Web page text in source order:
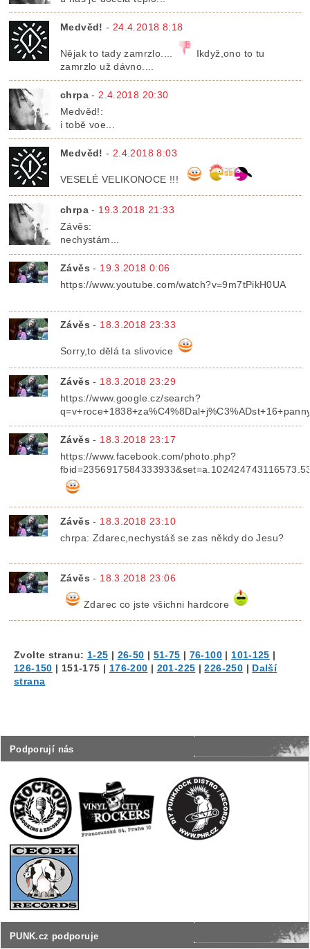
Podporují nás
PUNK.cz podporuje
Medvěd! - 24.4.2018 8:18
Nějak to tady zamrzlo....
Ikdyž,ono to tu
zamrzlo už dávno....
chrpa - 2.4.2018 20:30
Medvěd!:
i tobě voe...
Medvěd! - 2.4.2018 8:03
VESELÉ VELIKONOCE !!!
chrpa - 19.3.2018 21:33
Závěs:
nechystám...
Závěs - 19.3.2018 0:06
https://www.youtube.com/watch?v=9m7tPikH0UA
Závěs - 18.3.2018 23:33
Sorry,to dělá ta slivovice
Závěs - 18.3.2018 23:29
https://www.google.cz/search?
Závěs - 18.3.2018 23:17
https://www.facebook.com/photo.php?
Závěs - 18.3.2018 23:10
chrpa: Zdarec,nechystáš se zas někdy do Jesu?
Závěs - 18.3.2018 23:06
Zdarec co jste všichni hardcore
Zvolte stranu: 1-25 | 26-50 | 51-75 | 76-100| 101-125 |
126-150 | 151-175 | 176-200 | 201-225 |226-250 | Další
strana